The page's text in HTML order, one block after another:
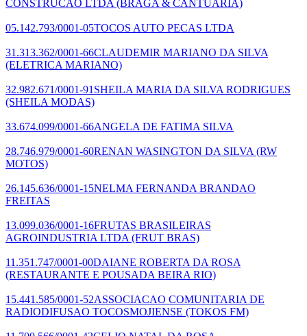
CONSTRUCAO LTDA (BRAGA & CANTUARIA)
05.142.793/0001-05TOCOS AUTO PECAS LTDA
31.313.362/0001-66CLAUDEMIR MARIANO DA SILVA
(ELETRICA MARIANO)
32.982.671/0001-91 SHEILA MARIA DA SILVA RODRIGUES
(SHEILA MODAS)
33.674.099/0001-66ANGELA DE FATIMA SILVA
28.746.979/0001-60RENAN WASINGTON DA SILVA (RW
MOTOS)
26.145.636/0001-15NELMA FERNANDA BRANDAO
FREITAS
13.099.036/0001-16FRUTAS BRASILEIRAS
AGROINDUSTRIA LTDA (FRUT BRAS)
11.351.747/0001-00DAIANE ROBERTA DA ROSA
(RESTAURANTE E POUSADA BEIRA RIO)
15.441.585/0001-52ASSOCIACAO COMUNITARIA DE
RADIODIFUSAO TOCOSMOJIENSE (TOKOS FM)